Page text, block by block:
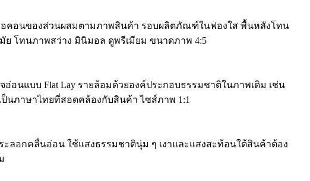
คอนของส่วนผสมตามภาพสินค้า รอบผลิตภัณฑ์ในฟองใส พื้นหลังโทน
ย โทนภาพสว่าง มินิมอล ดูพรีเมียม ขนาดภาพ 4:5
นแบบ Flat Lay รายล้อมด้วยองค์ประกอบธรรมชาติในภาพเดิม เช่น
นภาษาไทยที่สอดคล้องกับสินค้า ไซส์ภาพ 1:1
อกคลื่นอ่อน ใช้แสงธรรมชาตินุ่ม ๆ เงาและแสงสะท้อนใต้สินค้าต้อง